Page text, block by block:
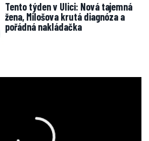
Tento týden v Ulici: Nová tajemná
žena, Milošova krutá diagnóza a
pořádná nakládačka